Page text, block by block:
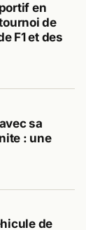
en
de
F1 et des
sa
: une
de